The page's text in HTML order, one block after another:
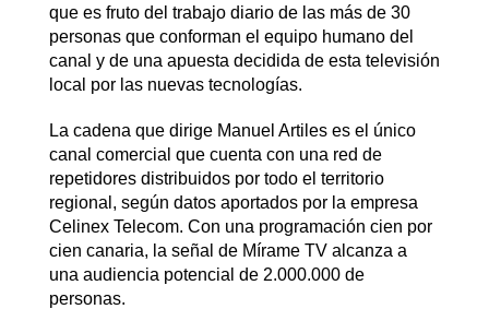
que es fruto del trabajo diario de las más de 30
personas que conforman el equipo humano del
canal y de una apuesta decidida de esta televisión
local por las nuevas tecnologías.
La cadena que dirige Manuel Artiles es el único
canal comercial que cuenta con una red de
repetidores distribuidos por todo el territorio
regional, según datos aportados por la empresa
Celinex Telecom. Con una programación cien por
cien canaria, la señal de Mírame TV alcanza a
una audiencia potencial de 2.000.000 de
personas.